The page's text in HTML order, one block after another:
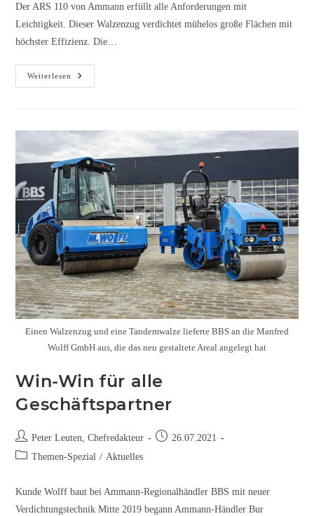
Der ARS 110 von Ammann erfüllt alle Anforderungen mit
Leichtigkeit. Dieser Walzenzug verdichtet mühelos große Flächen mit
höchster Effizienz. Die…
Weiterlesen
Einen Walzenzug und eine Tandemwalze lieferte BBS an die Manfred
Wolff GmbH aus, die das neu gestaltete Areal angelegt hat
Win-Win für alle
Geschäftspartner
Peter Leuten, Chefredakteur
26.07.2021
Themen-Spezial / Aktuelles
Kunde Wolff baut bei Ammann-Regionalhändler BBS mit neuer
Verdichtungstechnik Mitte 2019 begann Ammann-Händler Bur